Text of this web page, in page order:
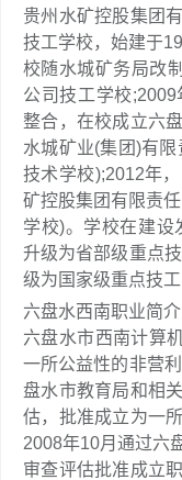
贵州水矿控股集团
技工学校，始建于
校随水城矿务局改
公司技工学校
整合，在校成立六
水城矿业(集团)有
技术学校);2012年
矿控股集团有限责
学校)。学校在建设
升级为省部级重点
级为国家级重点技工
六盘水西南职业简介
六盘水市西南计算
一所公益性的非营
盘水市教育局和相
估，批准成立为一
2008年10月通过六
审查评估批准成立